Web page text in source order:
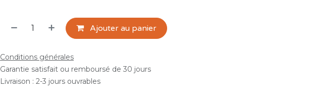
Ajouter au panier
Conditions générales
Garantie satisfait ou remboursé de 30 jours
Livraison : 2-3 jours ouvrables